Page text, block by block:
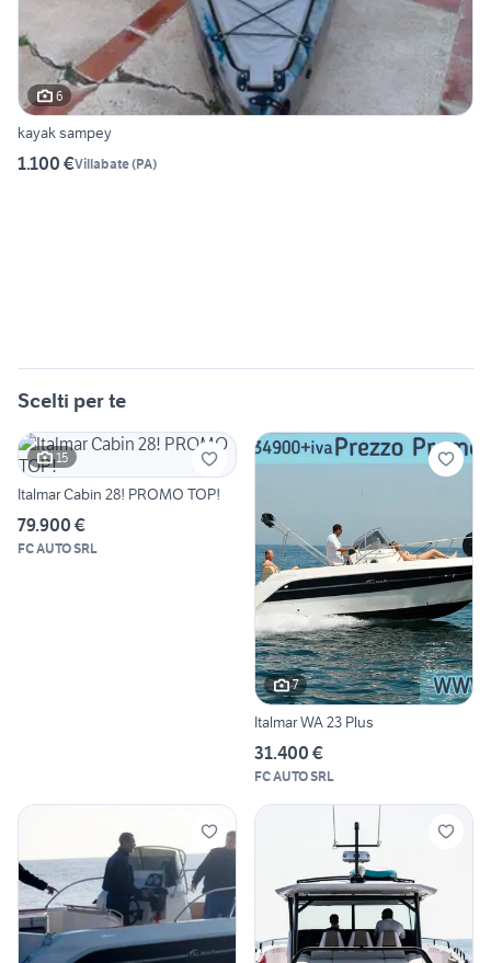
6
kayak sampey
1.100 €Villabate(PA)
Scelti per te
15
Italmar Cabin 28! PROMO TOP!
79.900 €
FC AUTO SRL
7
Italmar WA 23 Plus
31.400 €
FC AUTO SRL